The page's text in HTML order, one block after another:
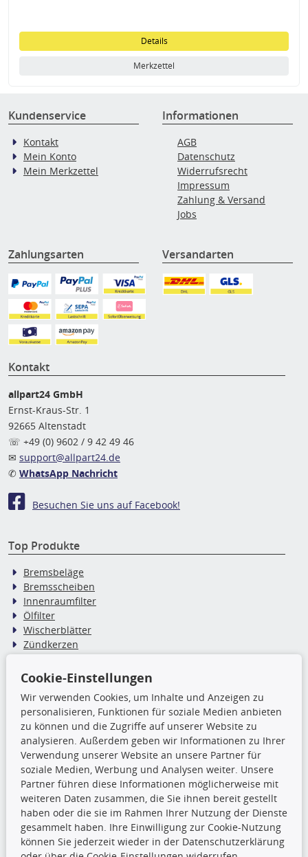
Details
Merkzettel
Kundenservice
Kontakt
Mein Konto
Mein Merkzettel
Informationen
AGB
Datenschutz
Widerrufsrecht
Impressum
Zahlung & Versand
Jobs
Zahlungsarten Versandarten
Kontakt
allpart24 GmbH
Ernst-Kraus-Str. 1
92665 Altenstadt
☏ +49 (0) 9602 / 9 42 49 46
✉ support@allpart24.de
✆ WhatsApp Nachricht
Besuchen Sie uns auf Facebook!
Top Produkte
Bremsbeläge
Bremsscheiben
Innenraumfilter
Ölfilter
Wischerblätter
Zündkerzen
TecDoc Inside
Die hier angezeigten Daten,
insbesondere die gesamte Datenbank,
dürfen nicht kopiert werden. Es ist zu
unterlassen, die Daten oder die gesamte Datenbank ohne
vorherige Zustimmung TecDocs zu vervielfältigen, zu
verbreiten und/oder diese Handlungen durch Dritte ausführen
zu lassen. Ein Zuwiderhandeln stellt eine
Urheberrechtsverletzung dar und wird verfolgt.
Ronny’s Newsletter
Cookie-Einstellungen
Wir verwenden Cookies, um Inhalte und Anzeigen zu
personalisieren, Funktionen für soziale Medien anbieten
zu können und die Zugriffe auf unserer Website zu
analysieren. Außerdem geben wir Informationen zu Ihrer
Verwendung unserer Website an unsere Partner für
soziale Medien, Werbung und Analysen weiter. Unsere
Partner führen diese Informationen möglicherweise mit
weiteren Daten zusammen, die Sie ihnen bereit gestellt
haben oder die sie im Rahmen Ihrer Nutzung der Dienste
gesammelt haben. Ihre Einwilligung zur Cookie-Nutzung
können Sie jederzeit wieder in der Datenschutzerklärung